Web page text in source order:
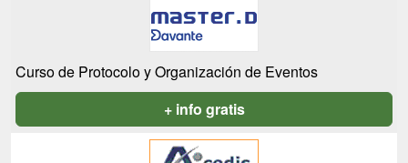
Curso de Protocolo y Organización de Eventos
+ info gratis